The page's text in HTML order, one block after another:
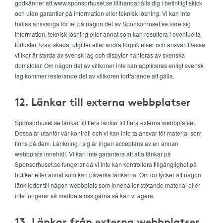
godkänner att www.sponsorhuset.se tillhandahålls dig i befintligt skick
och utan garantier på information eller teknisk lösning. Vi kan inte
hållas ansvariga för fel på någon del av Sponsorhuset.se vare sig
information, teknisk lösning eller annat som kan resultera i eventuella
förluster, krav, skada, utgifter eller andra förpliktelser och ansvar. Dessa
villkor är styrda av svensk lag och dispyter hanteras av svenska
domstolar. Om någon del av villkoren inte kan appliceras enligt svensk
lag kommer resterande del av villkoren fortfarande att gälla.
12. Länkar till externa webbplatser
Sponsorhuset.se länkar till flera länkar till flera externa webbplatser.
Dessa är utanför vår kontroll och vi kan inte ta ansvar för material som
finns på dem. Länkning i sig är ingen acceptans av en annan
webbplats innehåll. Vi kan inte garantera att alla länkar på
Sponsorhuset.se fungerar då vi inte kan kontrollera tillgänglighet på
butiker eller annat som kan påverka länkarna. Om du tycker att någon
länk leder till någon webbplats som innehåller stötande material eller
inte fungerar så meddela oss gärna så kan vi agera.